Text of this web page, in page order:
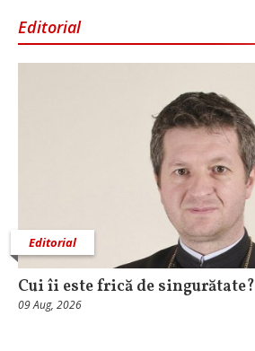
Editorial
Editorial
Cui îi este frică de singurătate?
09 Aug, 2026